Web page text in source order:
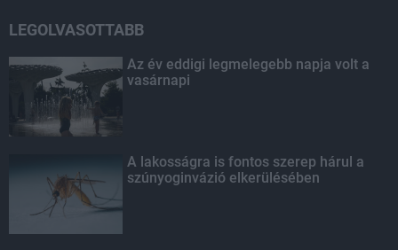
LEGOLVASOTTABB
Az év eddigi legmelegebb napja volt a
vasárnapi
A lakosságra is fontos szerep hárul a
szúnyoginvázió elkerülésében